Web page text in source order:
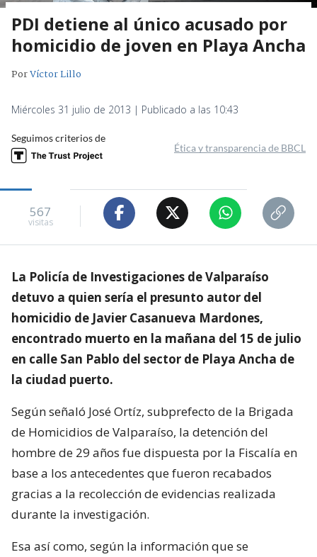
PDI detiene al único acusado por
homicidio de joven en Playa Ancha
PorVíctor Lillo
Miércoles 31 julio de 2013 | Publicado a las 10:43
Seguimos criterios de
Ética y transparencia de BBCL
567
visitas
La Policía de Investigaciones de Valparaíso
detuvo a quien sería el presunto autor del
homicidio de Javier Casanueva Mardones,
encontrado muerto en la mañana del 15 de julio
en calle San Pablo del sector de Playa Ancha de
la ciudad puerto.
Según señaló José Ortíz, subprefecto de la Brigada
de Homicidios de Valparaíso, la detención del
hombre de 29 años fue dispuesta por la Fiscalía en
base a los antecedentes que fueron recabados
gracias a la recolección de evidencias realizada
durante la investigación.
Esa así como, según la información que se